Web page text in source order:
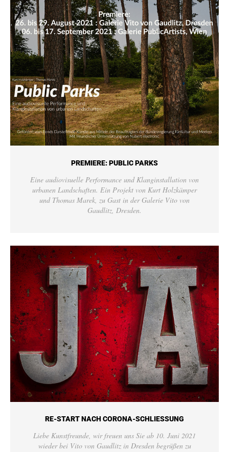
PREMIERE: PUBLIC PARKS
Eine audiovisuelle Performance und Klanginstallation von
urbanen Landschaften. Ein Projekt von Kurt Holzkämper
und Thomas Marek, zu Gast in der Galerie Vito von
Gaudlitz, Dresden.
RE-START NACH CORONA-SCHLIESSUNG
Liebe Kunstfreunde, wir freuen uns Sie ab 10. Juni 2021
wieder bei Vito von Gaudlitz in Dresden begrüßen zu